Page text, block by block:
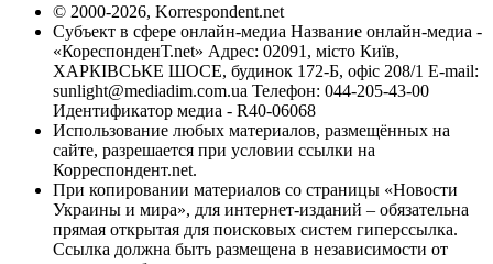
© 2000-2026, Korrespondent.net
Субъект в сфере онлайн-медиа Название онлайн-медиа -
«КореспонденТ.net» Адрес: 02091, місто Київ,
ХАРКІВСЬКЕ ШОСЕ, будинок 172-Б, офіс 208/1 E-mail:
sunlight@mediadim.com.ua Телефон: 044-205-43-00
Идентификатор медиа - R40-06068
Использование любых материалов, размещённых на
сайте, разрешается при условии ссылки на
Корреспондент.net.
При копировании материалов со страницы «Новости
Украины и мира», для интернет-изданий – обязательна
прямая открытая для поисковых систем гиперссылка.
Ссылка должна быть размещена в независимости от